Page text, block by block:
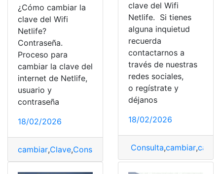
¿Cómo cambiar la
clave del Wifi
Netlife?
Contraseña.
Proceso para
cambiar la clave del
internet de Netlife,
usuario y
contraseña
18/02/2026
cambiar,Clave,Consulta Consulta online,Netlife
clave del Wifi
Netlife. Si tienes
alguna inquietud
recuerda
contactarnos a
través de nuestras
redes sociales,
o regístrate y
déjanos
18/02/2026
Consulta,cambiar,